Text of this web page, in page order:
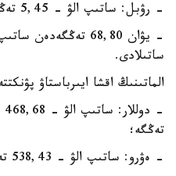
- رۋبل: ساتىپ الۋ - 5,45 تەڭگە، ساتۋ - 5,65 تەڭگە؛
ساتىلادى.
الماتىنىڭ اقشا ايىرباستاۋ
تەڭگە؛
- ەۋرو: ساتىپ الۋ - 538,43 تەڭگە، ساتۋ - 543,96 تەڭگە؛